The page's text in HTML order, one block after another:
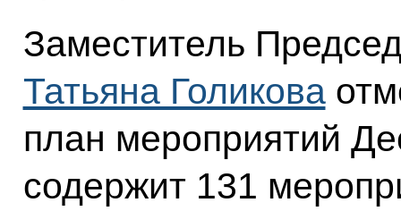
Заместитель
Татьяна Голикова
план мероприятий
содержит 131